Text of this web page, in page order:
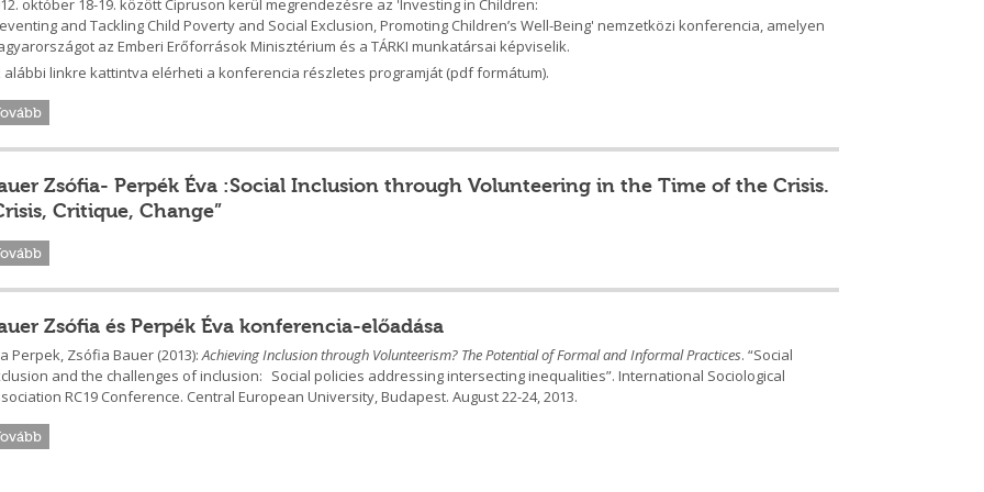
október 18-19. között Cipruson kerül megrendezésre az 'Investing in Children:
and Tackling Child Poverty and Social Exclusion, Promoting Children’s Well-Being' nemzetközi konferencia, amelyen
az Emberi Erőforrások Minisztérium és a TÁRKI munkatársai képviselik.
alábbi linkre kattintva elérheti a konferencia részletes programját (pdf formátum).
Zsófia- Perpék Éva :Social Inclusion through Volunteering in the Time of the Crisis.
Critique, Change”
Zsófia és Perpék Éva konferencia-előadása
Perpek, Zsófia Bauer (2013):Achieving Inclusion through Volunteerism? The Potential of Formal and Informal Practices. “Social
and the challenges of inclusion: Social policies addressing intersecting inequalities”. International Sociological
RC19 Conference. Central European University, Budapest. August 22-24, 2013.